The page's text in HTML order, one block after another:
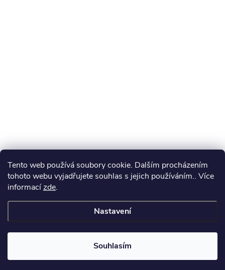
Tento web používá soubory cookie. Dalším procházením
tohoto webu vyjadřujete souhlas s jejich používáním.. Více
informacízde.
Nastavení
Souhlasím